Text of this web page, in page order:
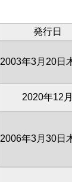
発行日
2003年3月20日
2020年12月
2006年3月30日